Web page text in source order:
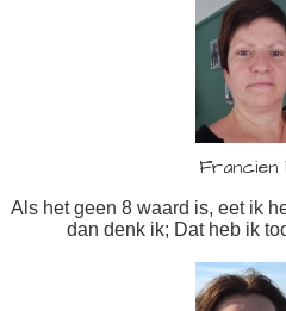
Als het geen 8 waard is, eet ik
dan denk ik; Dat heb ik